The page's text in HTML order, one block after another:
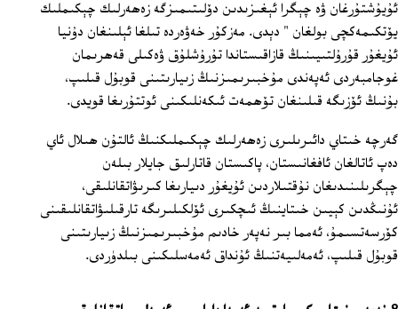
ئۇيۇشتۇرغان ۋە چېگرا ئېغىزىدىن دۆلىتىمىزگە زەھەرلىك چېكىملىك
يۆتكىمەكچى بولغان " دېدى. مەزكۇر خەۋەردە تىلغا ئېلىنغان دۇنيا
ئۇيغۇر قۇرۇلتىيىنىڭ قازاقىستاندا تۇرۇشلۇق ۋەكىلى قەھرىمان
غوجامبەردى ئەپەندى مۇخبىرىمىزنىڭ زىيارىتىنى قوبۇل قىلىپ،
بۇنىڭ ئۆزىگە قىلىنغان تۆھمەت ئىكەنلىكىنى ئوتتۇرىغا قويدى.
گەرچە خىتاي دائىرىلىرى زەھەرلىك چېكىملىكنىڭ ئالتۇن ھىلال ئاي
دەپ ئاتالغان ئافغانىستان، پاكىستان قاتارلىق جايلار بىلەن
چېگرىلىنىدىغان نۇقتىلاردىن ئۇيغۇر دىيارىغا كىرىۋاتقانلىقى،
ئۇنىڭدىن كېيىن خىتاينىڭ ئىچكىرى ئۆلكىلىرىگە تارقىلىۋاتقانلىقىنى
كۆرسەتسىمۇ، ئەمما بىر نەپەر خادىم مۇخبىرىمىزنىڭ زىيارىتىنى
قوبۇل قىلىپ، ئەمەلىيەتنىڭ ئۇنداق ئەمەسلىكىنى بىلدۈردى.